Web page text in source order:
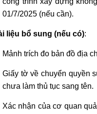
01/7/2025 (nếu cần).
liệu bổ sung (nếu có):
Mảnh trích đo bản đồ địa
Giấy tờ về chuyển quyền
chưa làm thủ tục sang tên.
Xác nhận của cơ quan